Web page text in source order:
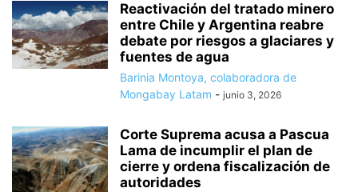
Reactivación del tratado minero
entre Chile y Argentina reabre
debate por riesgos a glaciares y
fuentes de agua
Barinia Montoya, colaboradora de
Mongabay Latam - junio 3, 2026
Corte Suprema acusa a Pascua
Lama de incumplir el plan de
cierre y ordena fiscalización de
autoridades